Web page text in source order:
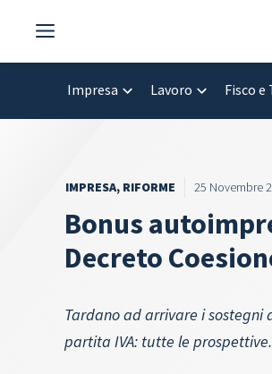
contenuto
Impresa Lavoro Fisco e
IMPRESA, RIFORME 25 Novembre
Bonus
Decreto
Tardano ad arrivare i sostegni
partita IVA: tutte le prospettive.